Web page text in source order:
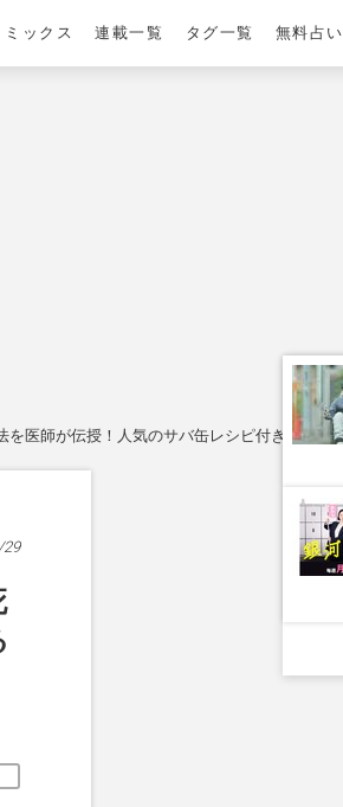
ミックス 連載一覧 タグ一覧 無料占い
医師が伝授！人気のサバ缶レシピ付き
29